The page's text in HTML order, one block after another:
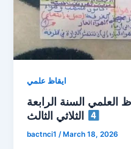
ايقاظ علمي
العلمي السنة الرابعة
الثلاثي الثالث
bactnci1/ March 18, 2026